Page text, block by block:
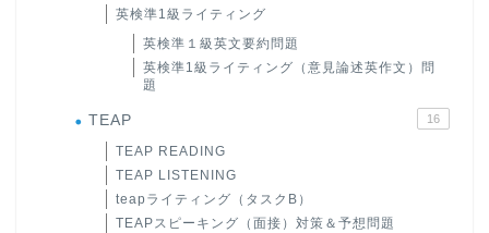
英検準1級ライティング
英検準１級英文要約問題
英検準1級ライティング（意見論述英作文）問
題
TEAP 16
TEAP READING
TEAP LISTENING
teapライティング（タスクB）
TEAPスピーキング（面接）対策＆予想問題